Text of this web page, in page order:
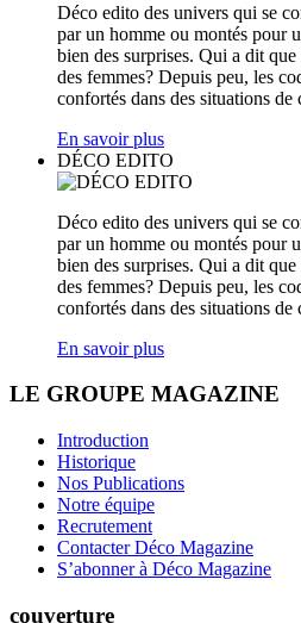
Déco edito des univers qui se
par un homme ou montés pour
bien des surprises. Qui a dit
des femmes? Depuis peu, les
confortés dans des situations de
En savoir plus
DÉCO EDITO
Déco edito des univers qui se
par un homme ou montés pour
bien des surprises. Qui a dit
des femmes? Depuis peu, les
confortés dans des situations de
En savoir plus
LE GROUPE MAGAZINE
Introduction
Historique
Nos Publications
Notre équipe
Recrutement
Contacter Déco Magazine
S’abonner à Déco Magazine
couverture